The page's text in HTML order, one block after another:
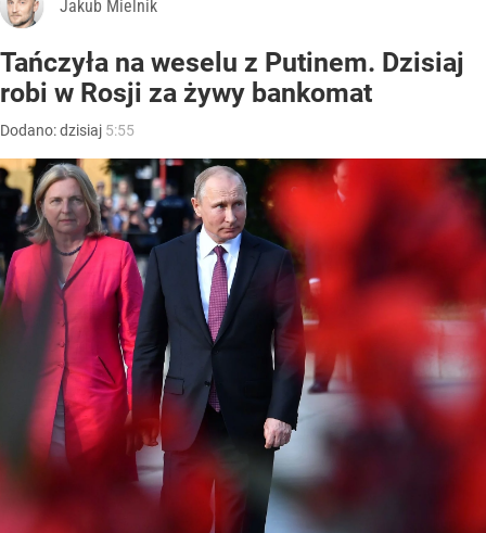
Jakub Mielnik
Tańczyła na weselu z Putinem. Dzisiaj
robi w Rosji za żywy bankomat
Dodano:dzisiaj 5:55